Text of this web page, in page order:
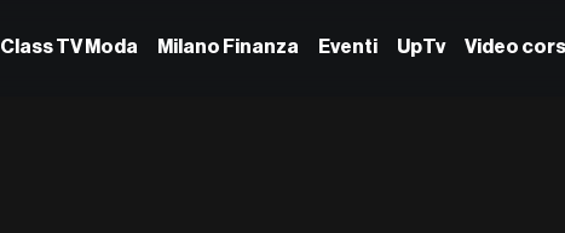
Class TV Moda Milano Finanza Eventi UpTv Video